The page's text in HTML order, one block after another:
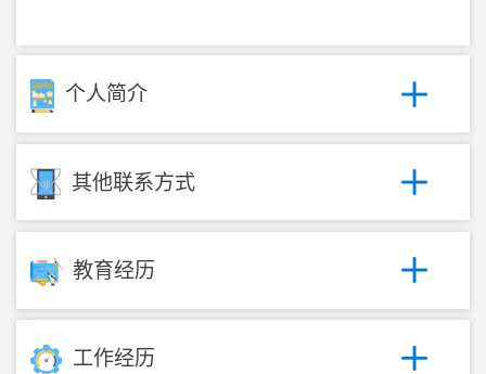
个人简介
其他联系方式
教育经历
工作经历